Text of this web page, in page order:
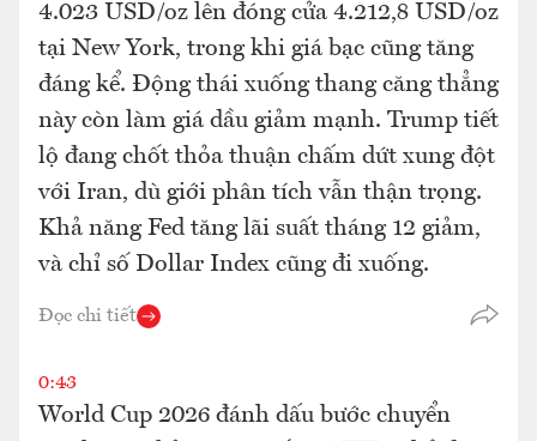
4.023 USD/oz lên đóng cửa 4.212,8 USD/oz
tại New York, trong khi giá bạc cũng tăng
đáng kể. Động thái xuống thang căng thẳng
này còn làm giá dầu giảm mạnh. Trump tiết
lộ đang chốt thỏa thuận chấm dứt xung đột
với Iran, dù giới phân tích vẫn thận trọng.
Khả năng Fed tăng lãi suất tháng 12 giảm,
và chỉ số Dollar Index cũng đi xuống.
Đọc chi tiết
0:43
World Cup 2026 đánh dấu bước chuyển